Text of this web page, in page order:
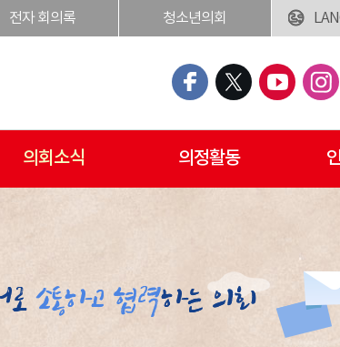
전자 회의록 청소년의회
의회소식 의정활동